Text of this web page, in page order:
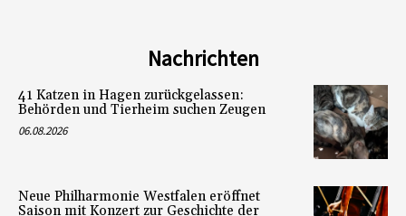
Nachrichten
41 Katzen in Hagen zurückgelassen:
Behörden und Tierheim suchen Zeugen
06.08.2026
Neue Philharmonie Westfalen eröffnet
Saison mit Konzert zur Geschichte der